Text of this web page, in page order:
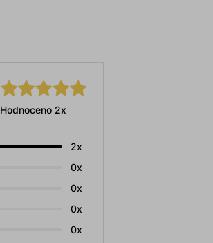
Hodnoceno 2x
2x
0x
0x
0x
0x